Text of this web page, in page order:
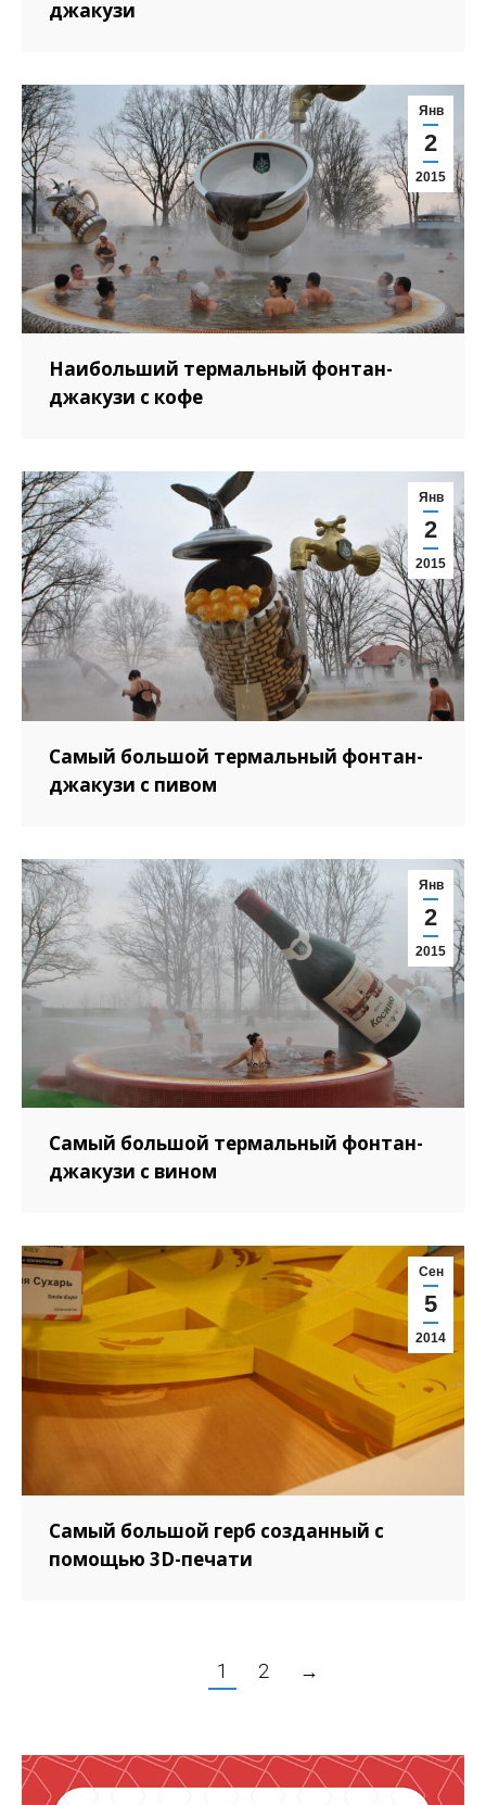
джакузи
Янв
2
2015
Наибольший термальный фонтан-
джакузи с кофе
Янв
2
2015
Самый большой термальный фонтан-
джакузи с пивом
Янв
2
2015
Самый большой термальный фонтан-
джакузи с вином
Сен
5
2014
Самый большой герб созданный с
помощью 3D-печати
1 2 →